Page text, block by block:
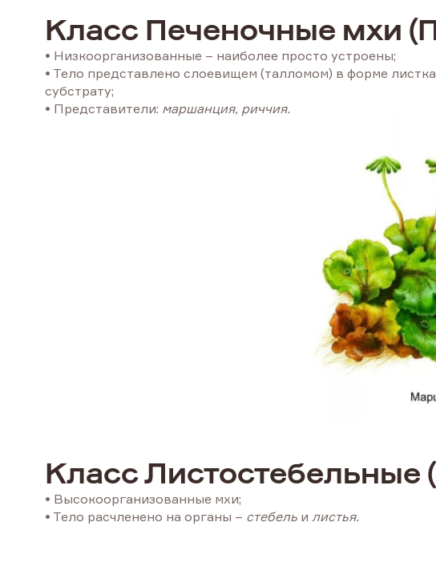
Класс Печеночные мхи
• Низкоорганизованные – наиболее просто устроены;
• Тело представлено слоевищем (талломом) в форме
субстрату;
• Представители: маршанция, риччия.
Класс Листостебельные
• Высокоорганизованные мхи;
• Тело расчленено на органы – стебель и листья.